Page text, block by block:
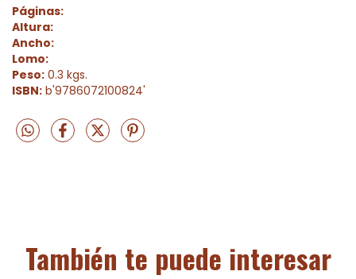
Páginas:
Altura:
Ancho:
Lomo:
Peso: 0.3 kgs.
ISBN: b'9786072100824'
También te puede interesar